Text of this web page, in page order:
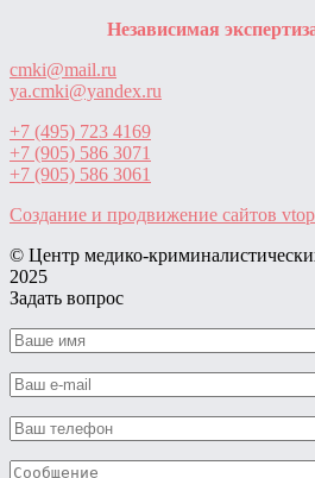
Независимая
cmki@mail.ru
ya.cmki@yandex.ru
+7 (495) 723 4169
+7 (905) 586 3071
+7 (905) 586 3061
Создание и продвижение сайтов
© Центр медико-
2025
Задать вопрос